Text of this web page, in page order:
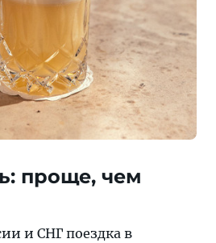
проще, чем
и СНГ поездка в